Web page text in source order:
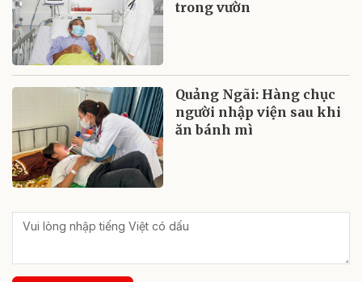
trong vườn
Quảng Ngãi: Hàng chục
người nhập viện sau khi
ăn bánh mì